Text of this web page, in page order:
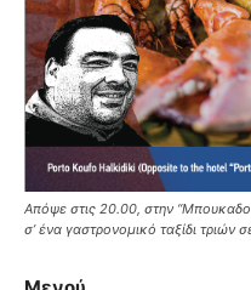
Απόψε στις 20.00, στην
σ’ ένα γαστρονομικό ταξίδι τριών